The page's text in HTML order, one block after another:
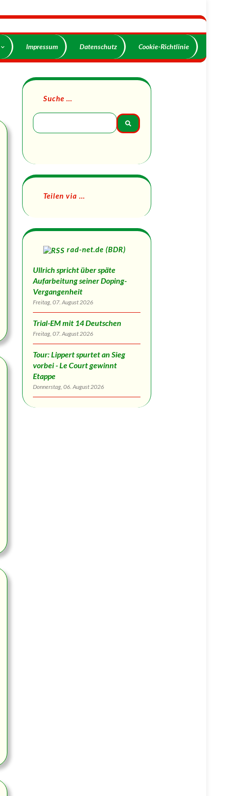
Impressum Datenschutz Cookie-Richtlinie
Suche …
Teilen via ...
rad-net.de (BDR)
Ullrich spricht über späte
Aufarbeitung seiner Doping-
Vergangenheit
Freitag, 07. August 2026
Trial-EM mit 14 Deutschen
Freitag, 07. August 2026
Tour: Lippert spurtet an Sieg
vorbei - Le Court gewinnt
Etappe
Donnerstag, 06. August 2026